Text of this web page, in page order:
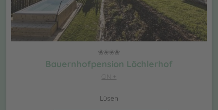
Bauernhofpension Löchlerhof
CIN +
Lüsen